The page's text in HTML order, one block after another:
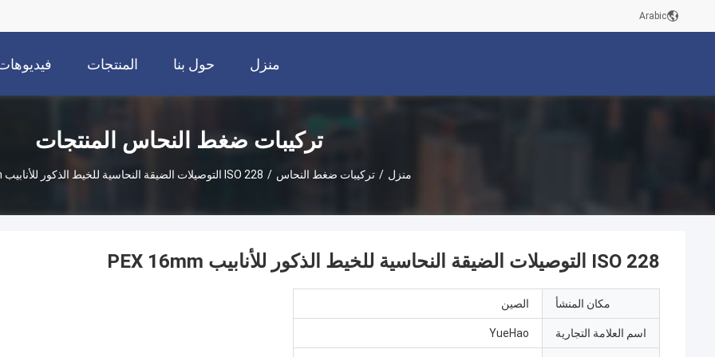
Arabic
منزل حول بنا المنتجات
تركيبات ضغط النحاس المنتجات
منزل / تركيبات ضغط النحاس / ISO 228 التوصيلات الضيقة النحاسية للخيط الذكور للأنابيب PEX 16mm
ISO 228 التوصيلات الضيقة النحاسية للخيط الذكور للأنابيب PEX 16mm
مكان المنشأ الصين
اسم العلامة التجارية YueHao